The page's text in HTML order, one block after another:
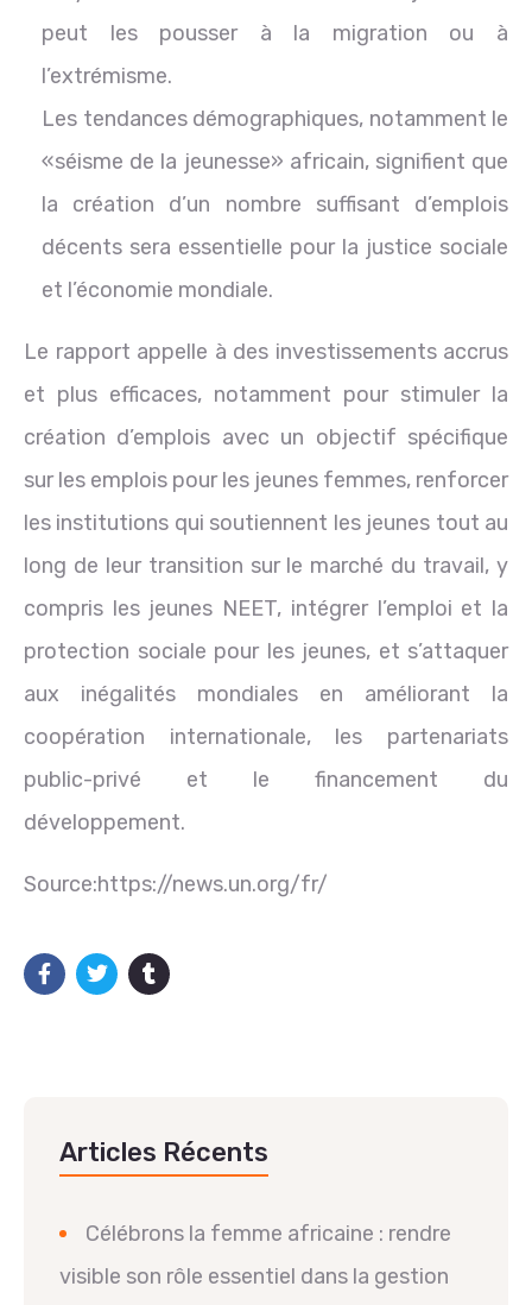
peut les pousser à la migration ou à
l’extrémisme.
Les tendances démographiques, notamment le
«séisme de la jeunesse» africain, signifient que
la création d’un nombre suffisant d’emplois
décents sera essentielle pour la justice sociale
et l’économie mondiale.
Le rapport appelle à des investissements accrus
et plus efficaces, notamment pour stimuler la
création d’emplois avec un objectif spécifique
sur les emplois pour les jeunes femmes, renforcer
les institutions qui soutiennent les jeunes tout au
long de leur transition sur le marché du travail, y
compris les jeunes NEET, intégrer l’emploi et la
protection sociale pour les jeunes, et s’attaquer
aux inégalités mondiales en améliorant la
coopération internationale, les partenariats
public-privé et le financement du
développement.
Source:https://news.un.org/fr/
Articles Récents
Célébrons la femme africaine : rendre
visible son rôle essentiel dans la gestion